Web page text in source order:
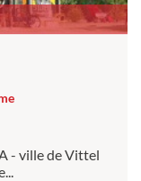
- ville de Vittel